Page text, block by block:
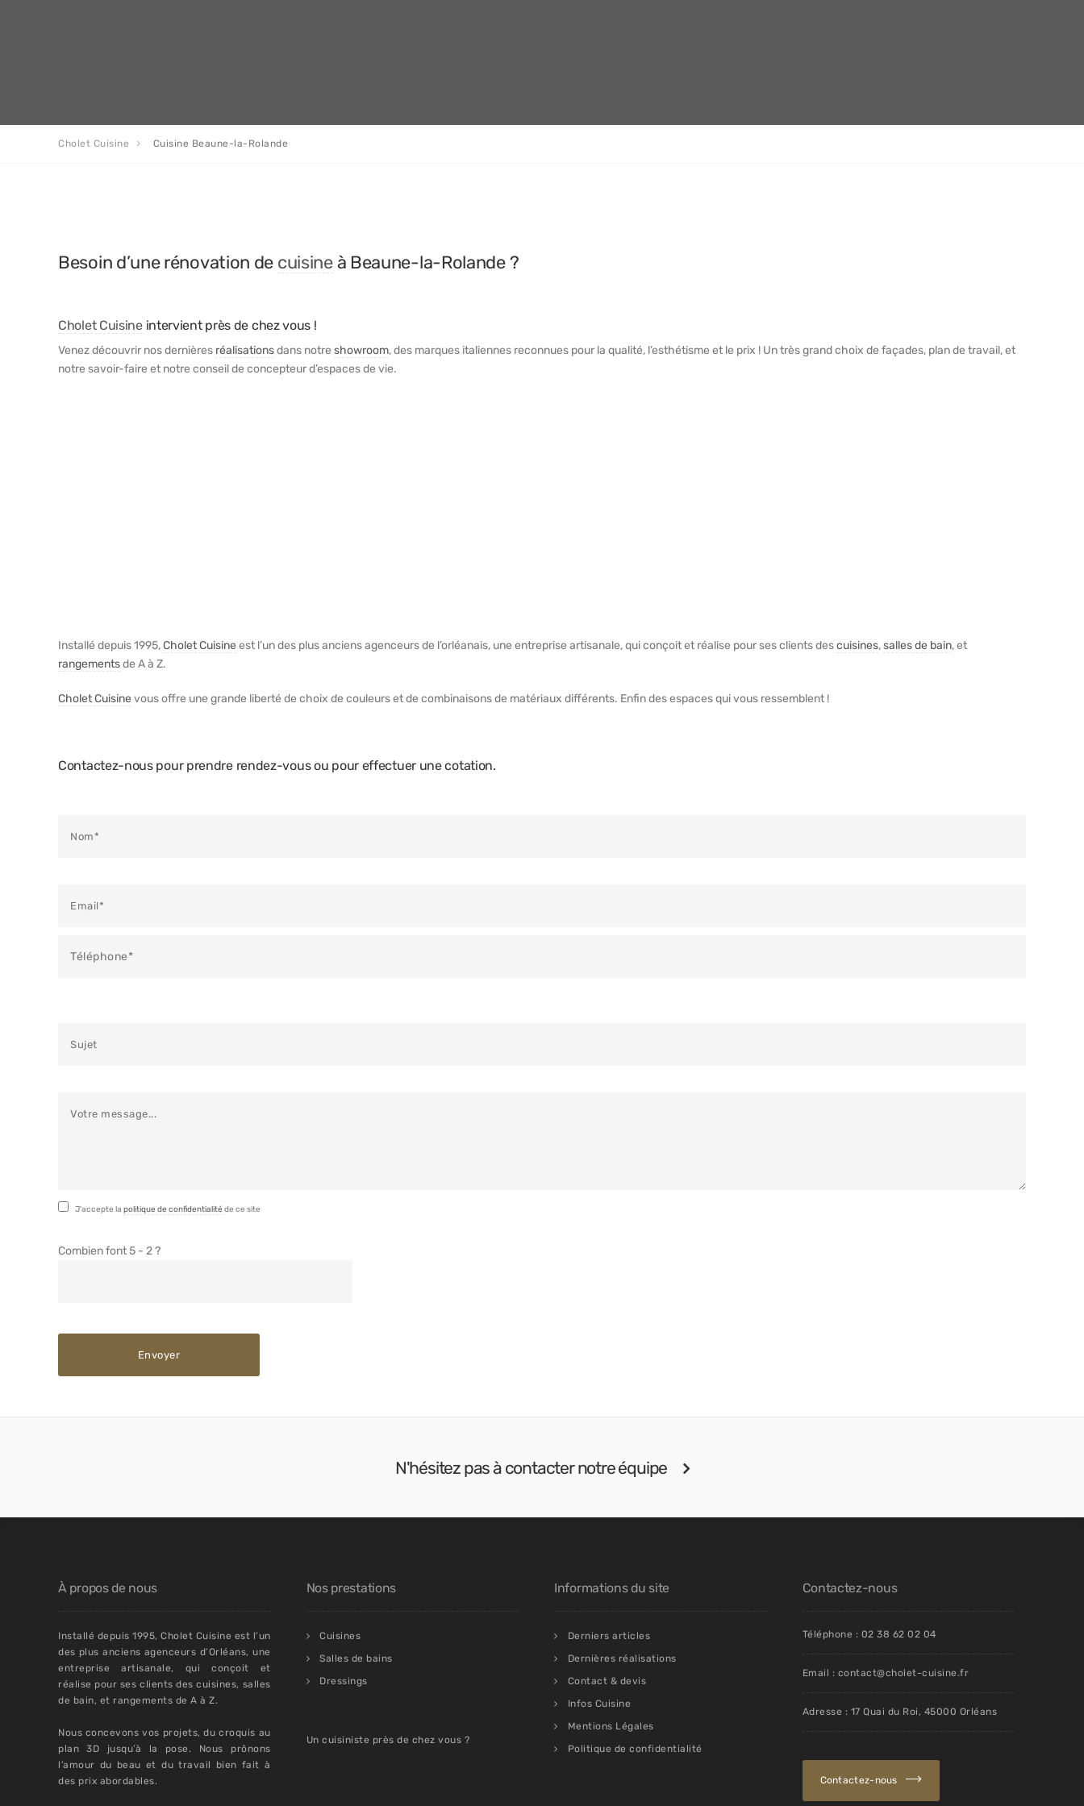
Cholet Cuisine Cuisine Beaune-la-Rolande
Besoin d’une rénovation de cuisineà Beaune-la-Rolande ?
Cholet Cuisineintervient près de chez vous !
Venez découvrir nos dernières réalisationsdans notre showroom, des marques italiennes reconnues pour la qualité, l’esthétisme et le prix ! Un très grand choix de façades, plan de travail, et
notre savoir-faire et notre conseil de concepteur d’espaces de vie.
Installé depuis 1995,Cholet Cuisine est l’un des plus anciens agenceurs de l’orléanais, une entreprise artisanale, qui conçoit et réalise pour ses clients descuisines,salles de bain, et
rangementsde A à Z.
Cholet Cuisine vous offre une grande liberté de choix de couleurs et de combinaisons de matériaux différents. Enfin des espaces qui vous ressemblent !
Contactez-nous pour prendre rendez-vous ou pour effectuer une cotation.
J'accepte lapolitique de confidentialité de ce site
Combien font 5 - 2 ?
N'hésitez pas à contacter notre équipe
À propos de nous
Installé depuis 1995, Cholet Cuisine est l’un
des plus anciens agenceurs d’Orléans, une
entreprise artisanale, qui conçoit et
réalise pour ses clients des cuisines, salles
de bain, et rangements de A à Z.
Nous concevons vos projets, du croquis au
plan 3D jusqu’à la pose. Nous prônons
l’amour du beau et du travail bien fait à
des prix abordables.
Nos prestations
Cuisines
Salles de bains
Dressings
Un cuisiniste près de chez vous ?
Informations du site
Derniers articles
Dernières réalisations
Contact & devis
Infos Cuisine
Mentions Légales
Politique de confidentialité
Contactez-nous
Téléphone : 02 38 62 02 04
Email : contact@cholet-cuisine.fr
Adresse : 17 Quai du Roi, 45000 Orléans
Contactez-nous